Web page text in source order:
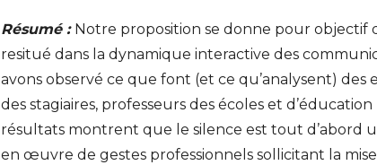
Résumé : Notre proposition se donne pour objectif
resitué dans la dynamique interactive des
avons observé ce que font (et ce qu’analysent) des
des stagiaires, professeurs des écoles et
résultats montrent que le silence est tout d’abord
en œuvre de gestes professionnels sollicitant la